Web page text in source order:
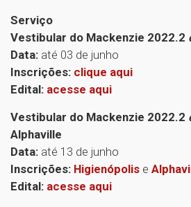
Serviço
Vestibular do Mackenzie 2022.2
Data: até 03 de junho
Inscrições: clique aqui
Edital: acesse aqui
Vestibular do Mackenzie 2022.2
Alphaville
Data: até 13 de junho
Inscrições: Higienópolis e
Edital: acesse aqui